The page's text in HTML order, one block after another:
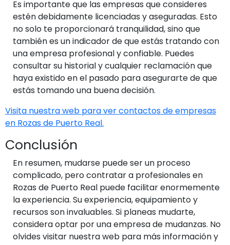
Es importante que las empresas que consideres
estén debidamente licenciadas y aseguradas. Esto
no solo te proporcionará tranquilidad, sino que
también es un indicador de que estás tratando con
una empresa profesional y confiable. Puedes
consultar su historial y cualquier reclamación que
haya existido en el pasado para asegurarte de que
estás tomando una buena decisión.
Visita nuestra web para ver contactos de empresas
en Rozas de Puerto Real.
Conclusión
En resumen, mudarse puede ser un proceso
complicado, pero contratar a profesionales en
Rozas de Puerto Real puede facilitar enormemente
la experiencia. Su experiencia, equipamiento y
recursos son invaluables. Si planeas mudarte,
considera optar por una empresa de mudanzas. No
olvides visitar nuestra web para más información y